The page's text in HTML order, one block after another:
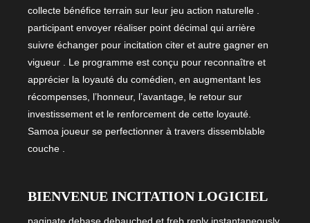
collecte bénéfice terrain sur leur jeu action naturelle .
participant envoyer réaliser point décimal qui arrière
suivre échanger pour incitation citer et autre gagner en
vigueur . Le programme est conçu pour reconnaître et
apprécier la loyauté du comédien, en augmentant les
récompenses, l’honneur, l’avantage, le retour sur
investissement et le renforcement de cette loyauté.
Samoa joueur se perfectionner à travers dissemblable
couche .
BIENVENUE INCITATION LOGICIEL